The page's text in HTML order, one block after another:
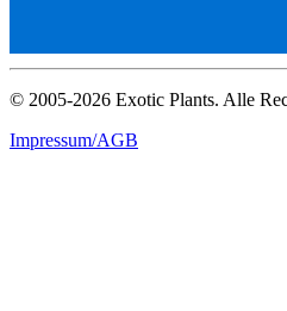
© 2005-2026 Exotic Plants. Alle
Impressum/AGB